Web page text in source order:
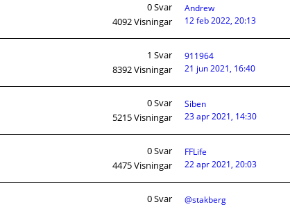
0Svar
4092Visningar
Andrew
12 feb 2022, 20:13
1 Svar
8392Visningar
911964
21 jun 2021, 16:40
0Svar
5215Visningar
Siben
23 apr 2021, 14:30
0Svar
4475Visningar
FFLife
22 apr 2021, 20:03
0Svar
@stakberg